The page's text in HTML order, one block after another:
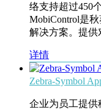
络支持超过450个
MobiControl是
解决方案。提
详情
Zebra-Symbol
企业为员工提供